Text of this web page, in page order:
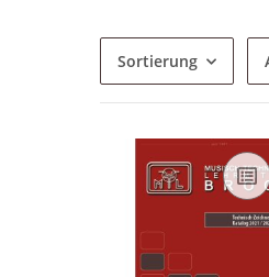
Sortierung